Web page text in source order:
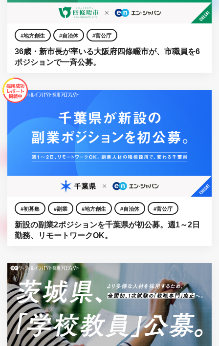
地方創生 自治体 官公庁
36歳・新市長が率いる大阪府四條畷市が、市職員を6
ポジションで一斉公募。
初募集 副業 地方創生 自治体 官公庁
新設の副業2ポジションを千葉県が初公募。週1～2日
勤務、リモートワークOK。